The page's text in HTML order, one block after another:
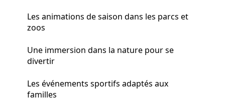
Les animations de saison dans les parcs et
zoos
Une immersion dans la nature pour se
divertir
Les événements sportifs adaptés aux
familles